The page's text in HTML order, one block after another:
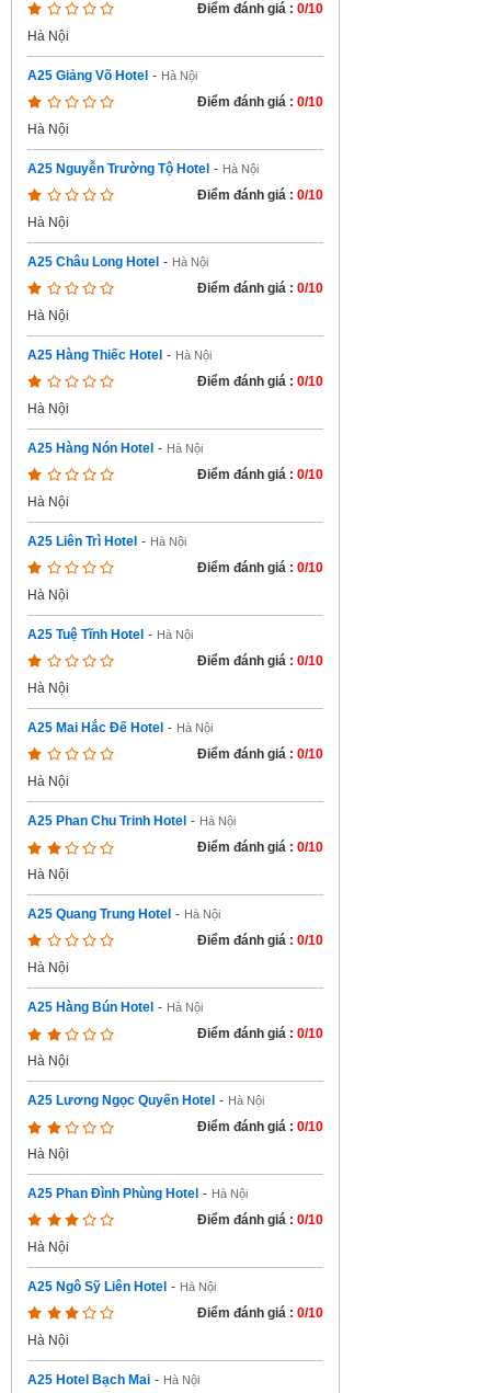
Điểm đánh giá : 0/10
Hà Nội
A25 Giảng Võ Hotel - Hà Nội
Điểm đánh giá : 0/10
Hà Nội
A25 Nguyễn Trường Tộ Hotel - Hà Nội
Điểm đánh giá : 0/10
Hà Nội
A25 Châu Long Hotel - Hà Nội
Điểm đánh giá : 0/10
Hà Nội
A25 Hàng Thiếc Hotel - Hà Nội
Điểm đánh giá : 0/10
Hà Nội
A25 Hàng Nón Hotel - Hà Nội
Điểm đánh giá : 0/10
Hà Nội
A25 Liên Trì Hotel - Hà Nội
Điểm đánh giá : 0/10
Hà Nội
A25 Tuệ Tĩnh Hotel - Hà Nội
Điểm đánh giá : 0/10
Hà Nội
A25 Mai Hắc Đế Hotel - Hà Nội
Điểm đánh giá : 0/10
Hà Nội
A25 Phan Chu Trinh Hotel - Hà Nội
Điểm đánh giá : 0/10
Hà Nội
A25 Quang Trung Hotel - Hà Nội
Điểm đánh giá : 0/10
Hà Nội
A25 Hàng Bún Hotel - Hà Nội
Điểm đánh giá : 0/10
Hà Nội
A25 Lương Ngọc Quyến Hotel - Hà Nội
Điểm đánh giá : 0/10
Hà Nội
A25 Phan Đình Phùng Hotel - Hà Nội
Điểm đánh giá : 0/10
Hà Nội
A25 Ngô Sỹ Liên Hotel - Hà Nội
Điểm đánh giá : 0/10
Hà Nội
A25 Hotel Bạch Mai - Hà Nội